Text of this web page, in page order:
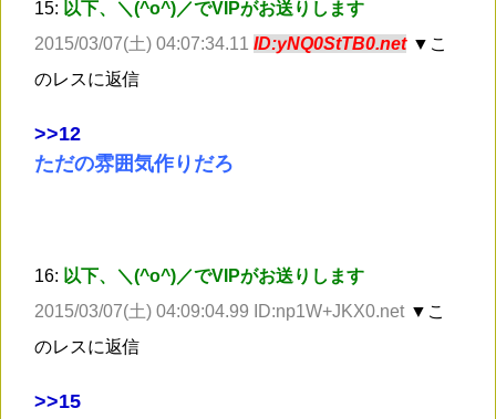
15: 以下、＼(^o^)／でVIPがお送りします
2015/03/07(土) 04:07:34.11 ID:yNQ0StTB0.net ▼こ
のレスに返信
>>12
ただの雰囲気作りだろ
16: 以下、＼(^o^)／でVIPがお送りします
2015/03/07(土) 04:09:04.99 ID:np1W+JKX0.net ▼こ
のレスに返信
>>15